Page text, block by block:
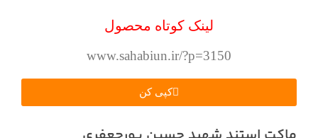
لینک کوتاه محصول
www.sahabiun.ir/?p=3150
کپی کن